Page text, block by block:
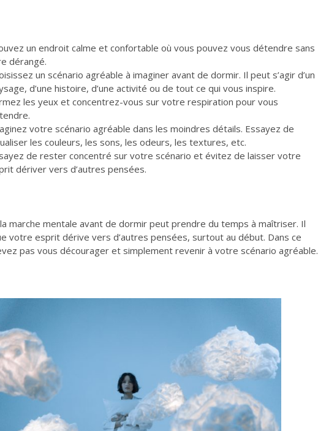
un endroit calme et confortable où vous pouvez vous détendre sans
dérangé.
un scénario agréable à imaginer avant de dormir. Il peut s’agir d’un
d’une histoire, d’une activité ou de tout ce qui vous inspire.
les yeux et concentrez-vous sur votre respiration pour vous
votre scénario agréable dans les moindres détails. Essayez de
les couleurs, les sons, les odeurs, les textures, etc.
de rester concentré sur votre scénario et évitez de laisser votre
dériver vers d’autres pensées.
marche mentale avant de dormir peut prendre du temps à maîtriser. Il
votre esprit dérive vers d’autres pensées, surtout au début. Dans ce
pas vous décourager et simplement revenir à votre scénario agréable.